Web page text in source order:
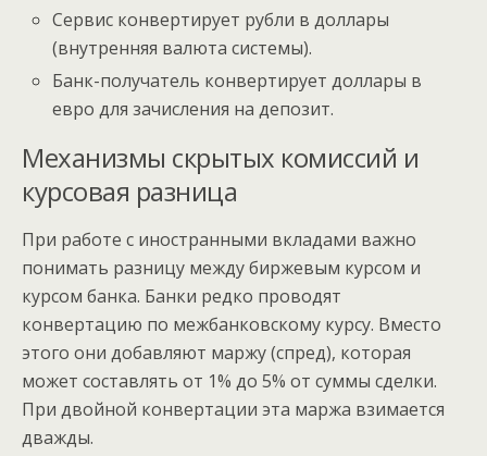
Сервис конвертирует рубли в доллары
(внутренняя валюта системы).
Банк-получатель конвертирует доллары в
евро для зачисления на депозит.
Механизмы скрытых комиссий и
курсовая разница
При работе с иностранными вкладами важно
понимать разницу между биржевым курсом и
курсом банка. Банки редко проводят
конвертацию по межбанковскому курсу. Вместо
этого они добавляют маржу (спред), которая
может составлять от 1% до 5% от суммы сделки.
При двойной конвертации эта маржа взимается
дважды.